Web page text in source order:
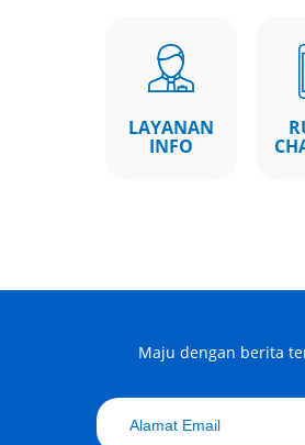
LAYANAN
INFO
Maju dengan berita